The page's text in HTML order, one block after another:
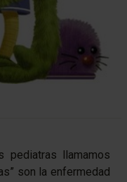
pediatras llamamos
son la enfermedad